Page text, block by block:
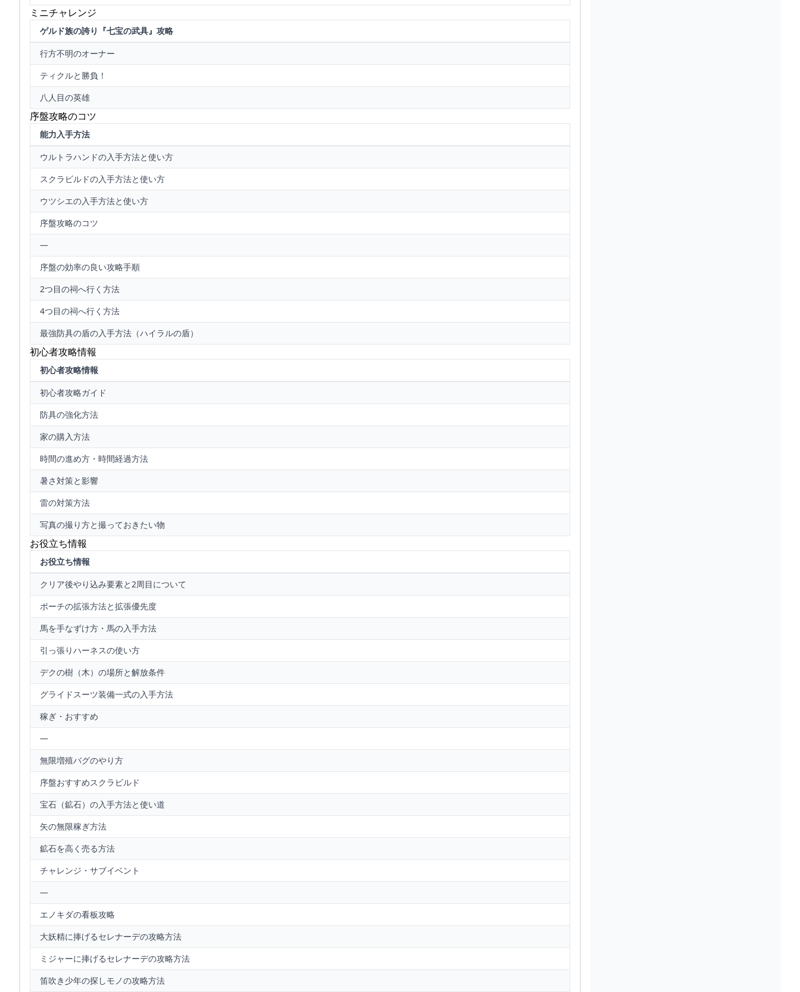
ミニチャレンジ
ゲルド族の誇り『七宝の武具』攻略
行方不明のオーナー
ティクルと勝負！
八人目の英雄
序盤攻略のコツ
能力入手方法
ウルトラハンドの入手方法と使い方
スクラビルドの入手方法と使い方
ウツシエの入手方法と使い方
序盤攻略のコツ
—
序盤の効率の良い攻略手順
2つ目の祠へ行く方法
4つ目の祠へ行く方法
最強防具の盾の入手方法（ハイラルの盾）
初心者攻略情報
初心者攻略情報
初心者攻略ガイド
防具の強化方法
家の購入方法
時間の進め方・時間経過方法
暑さ対策と影響
雷の対策方法
写真の撮り方と撮っておきたい物
お役立ち情報
お役立ち情報
クリア後やり込み要素と2周目について
ポーチの拡張方法と拡張優先度
馬を手なずけ方・馬の入手方法
引っ張りハーネスの使い方
デクの樹（木）の場所と解放条件
グライドスーツ装備一式の入手方法
稼ぎ・おすすめ
—
無限増殖バグのやり方
序盤おすすめスクラビルド
宝石（鉱石）の入手方法と使い道
矢の無限稼ぎ方法
鉱石を高く売る方法
チャレンジ・サブイベント
—
エノキダの看板攻略
大妖精に捧げるセレナーデの攻略方法
ミジャーに捧げるセレナーデの攻略方法
笛吹き少年の探しモノの攻略方法